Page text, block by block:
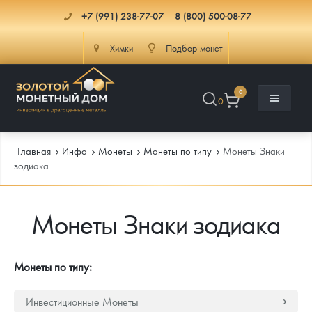
+7 (991) 238-77-07 8 (800) 500-08-77
Химки Подбор монет
0
0
Каталог Монет
Инвестиционные монеты
Инфо
Как сделать заказ
Доставка
Главная Инфо Монеты Монеты по типу
Монеты Знаки
зодиака
Монеты Знаки зодиака
Монеты по типу:
Инвестиционные Монеты